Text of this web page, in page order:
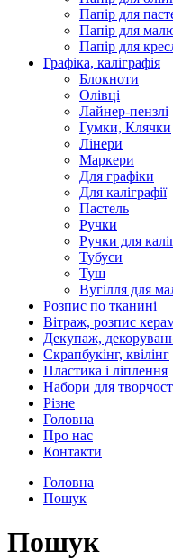
Папір для
Папір для
Папір для
Графіка, каліграфія
Блокноти
Олівці
Лайнер-пензлі
Гумки, Клячки
Лінери
Маркери
Для графіки
Для каліграфії
Пастель
Ручки
Ручки для
Тубуси
Туш
Вугілля для
Розпис по тканині
Вітраж, розпис
Декупаж,
Скрапбукінг, квілінг
Пластика і ліплення
Набори для
Різне
Головна
Про нас
Контакти
Головна
Пошук
Пошук